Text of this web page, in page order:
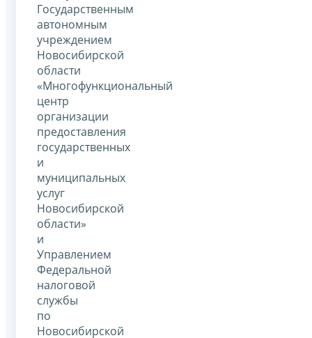
Государственным
автономным
учреждением
Новосибирской
области
«Многофункциональный
центр
организации
предоставления
государственных
и
муниципальных
услуг
Новосибирской
области»
и
Управлением
Федеральной
налоговой
службы
по
Новосибирской